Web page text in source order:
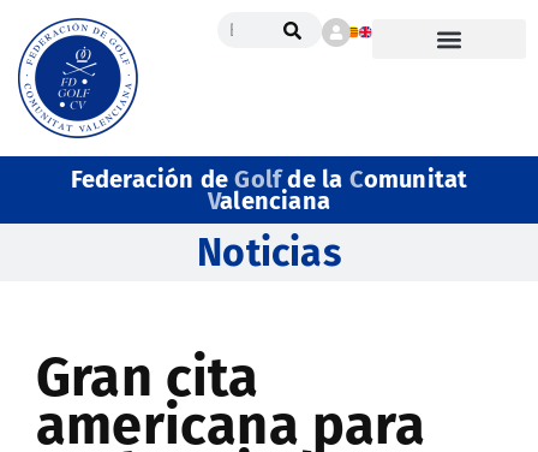
Federación deGolfde la Comunitat
Valenciana
Noticias
Gran cita
americana para